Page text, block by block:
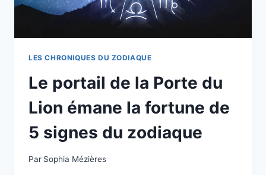
ZODIAQUE
LES CHRONIQUES DU ZODIAQUE
Le portail de la Porte du
Lion émane la fortune de
5 signes du zodiaque
Par Sophia Mézières